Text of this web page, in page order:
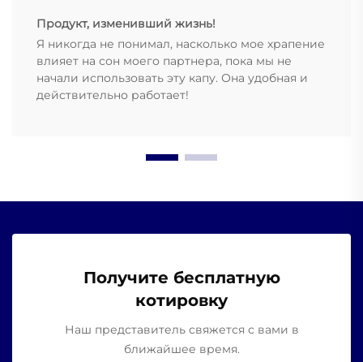
Продукт, изменивший жизнь!
Я никогда не понимал, насколько мое храпение
влияет на сон моего партнера, пока мы не
начали использовать эту капу. Она удобная и
действительно работает!
Получите бесплатную
котировку
Наш представитель свяжется с вами в
ближайшее время.